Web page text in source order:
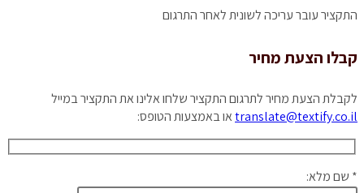
התקציר עובר עריכה לשונית לאחר התרגום
קבלו הצעת מחיר
לקבלת הצעת מחיר לתרגום התקציר שלחו אלינו את התקציר במייל
translate@textify.co.ilאו באמצעות הטופס:
* שם מלא: